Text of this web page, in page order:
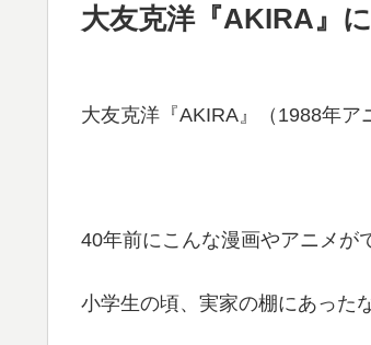
大友克洋『AKIRA』
大友克洋『AKIRA』（1988年ア
40年前にこんな漫画やアニメが
小学生の頃、実家の棚にあった